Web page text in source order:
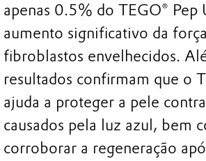
apenas 0.5% do TEGO® Pep
aumento significativo da
fibroblastos envelhecidos.
resultados confirmam que o
ajuda a proteger a pele
causados pela luz azul, bem
corroborar a regeneração